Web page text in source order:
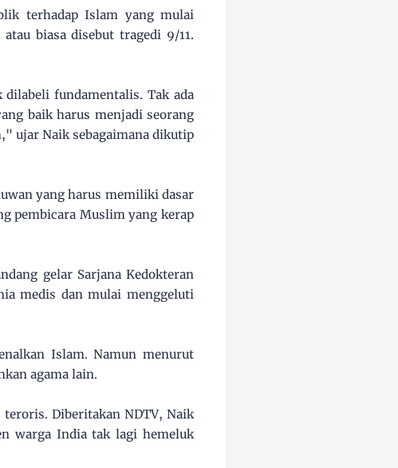
terhadap Islam yang mulai
biasa disebut tragedi 9/11.
fundamentalis. Tak ada
baik harus menjadi seorang
ujar Naik sebagaimana dikutip
yang harus memiliki dasar
pembicara Muslim yang kerap
gelar Sarjana Kedokteran
medis dan mulai menggeluti
Islam. Namun menurut
agama lain.
Diberitakan NDTV, Naik
warga India tak lagi hemeluk